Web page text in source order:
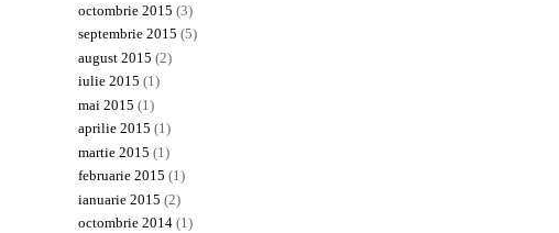
octombrie 2015 (3)
septembrie 2015 (5)
august 2015 (2)
iulie 2015 (1)
mai 2015 (1)
aprilie 2015 (1)
martie 2015 (1)
februarie 2015 (1)
ianuarie 2015 (2)
octombrie 2014 (1)